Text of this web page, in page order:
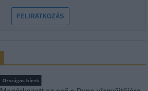
FELIRATKOZÁS
Országos hírek